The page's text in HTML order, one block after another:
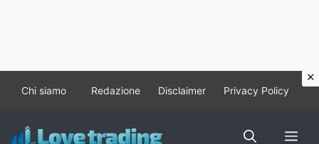
contenuto
Chi siamo Redazione Disclaimer Privacy Policy